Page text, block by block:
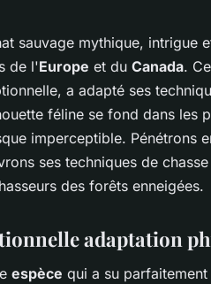
sauvage mythique, intrigue
de l'Europe et du Canada.
a adapté ses
féline se fond dans les
imperceptible. Pénétrons
ses techniques de
des forêts enneigées.
adaptation
espèce qui a su